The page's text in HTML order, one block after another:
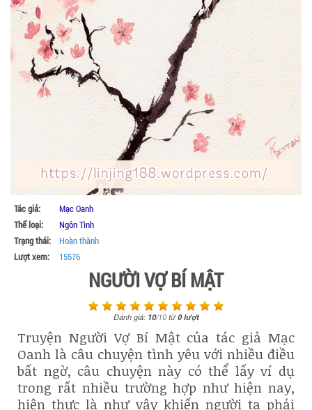
Tác giả:
Mạc Oanh
Thể loại:
Ngôn Tình
Trạng thái:
Hoàn thành
Lượt xem:
15576
NGƯỜI VỢ BÍ MẬT
Đánh giá: 10/10từ0lượt
Truyện Người Vợ Bí Mật của tác giả Mạc
Oanh là câu chuyện tình yêu với nhiều điều
bất ngờ, câu chuyện này có thể lấy ví dụ
trong rất nhiều trường hợp như hiện nay,
hiện thực là như vậy khiến người ta phải